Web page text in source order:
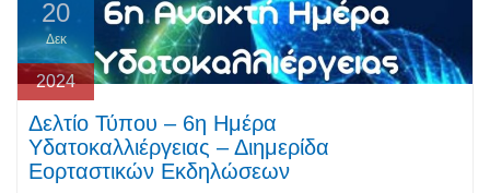
20
Δεκ
2024
Δελτίο Τύπου – 6η Ημέρα
Υδατοκαλλιέργειας – Διημερίδα
Εορταστικών Εκδηλώσεων